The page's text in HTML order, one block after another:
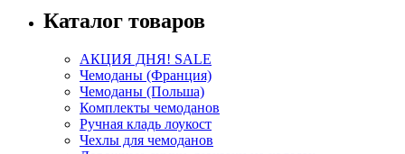
Каталог товаров
АКЦИЯ ДНЯ! SALE
Чемоданы (Франция)
Чемоданы (Польша)
Комплекты чемоданов
Ручная кладь лоукост
Чехлы для чемоданов